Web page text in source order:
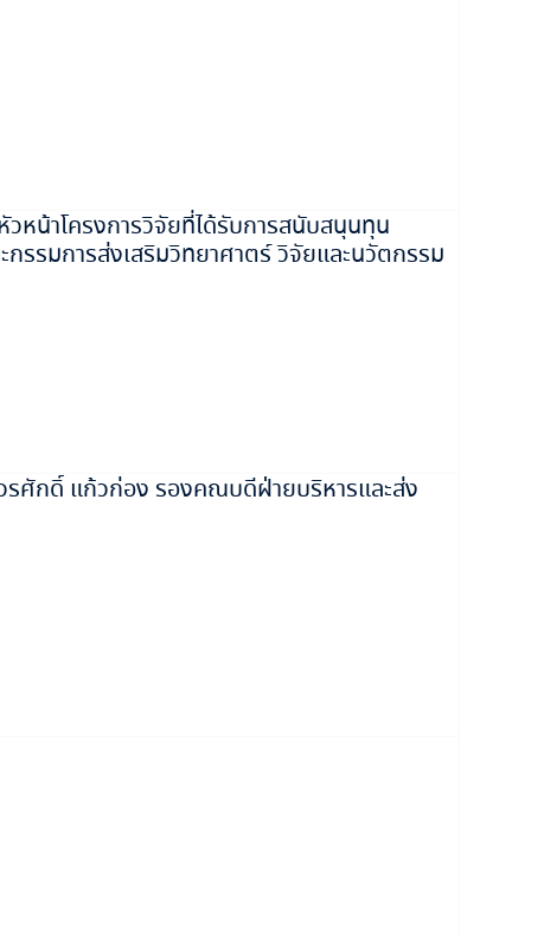
หน้าโครงการวิจัยที่ได้รับการสนับสนุนทุน
รมการส่งเสริมวิทยาศาตร์ วิจัยและนวัตกรรม
ศักดิ์ แก้วก่อง รองคณบดีฝ่ายบริหารและส่ง